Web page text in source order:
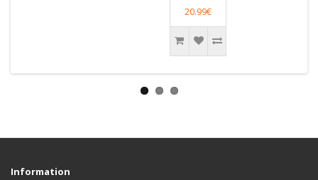
20.99€
Information